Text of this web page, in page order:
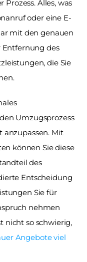
Alles, was
oder eine E-
mit den genauen
Entfernung des
die Sie
Umzugsprozess
anzupassen. Mit
können Sie diese
des
Entscheidung
Sie für
nehmen
nicht so schwierig,
Angebote viel